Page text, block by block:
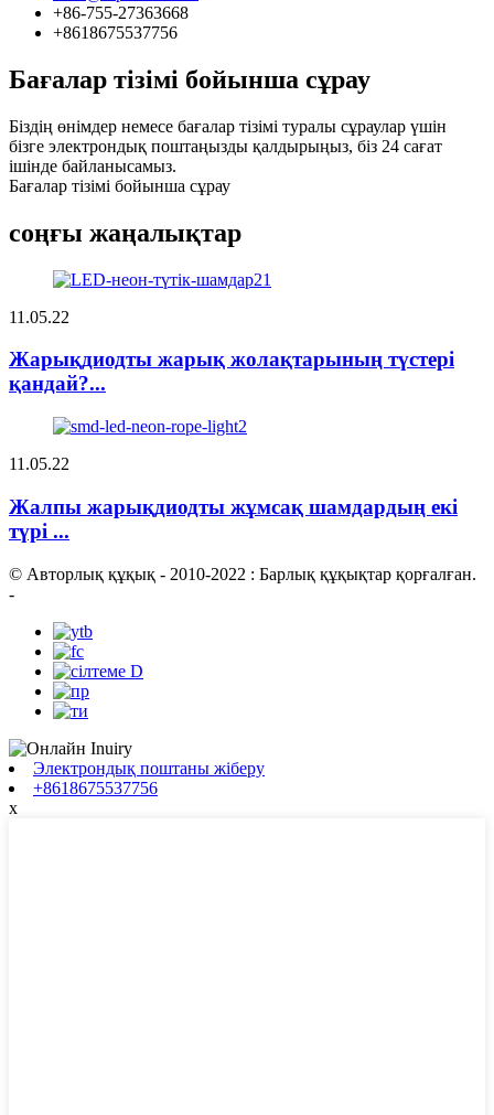
+86-755-27363668
+8618675537756
Бағалар тізімі бойынша сұрау
Біздің өнімдер немесе бағалар тізімі туралы сұраулар үшін
бізге электрондық поштаңызды қалдырыңыз, біз 24 сағат
ішінде байланысамыз.
Бағалар тізімі бойынша сұрау
соңғы жаңалықтар
11.05.22
Жарықдиодты жарық жолақтарының түстері
қандай?...
11.05.22
Жалпы жарықдиодты жұмсақ шамдардың екі
түрі ...
© Авторлық құқық - 2010-2022 : Барлық құқықтар қорғалған.
-
Электрондық поштаны жіберу
+8618675537756
x